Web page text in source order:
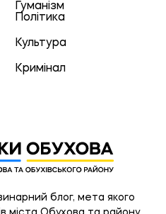
Гуманізм
Політика
Культура
Кримінал
блог, мета якого